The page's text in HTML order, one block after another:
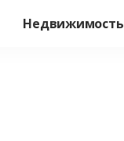
Недвижимость